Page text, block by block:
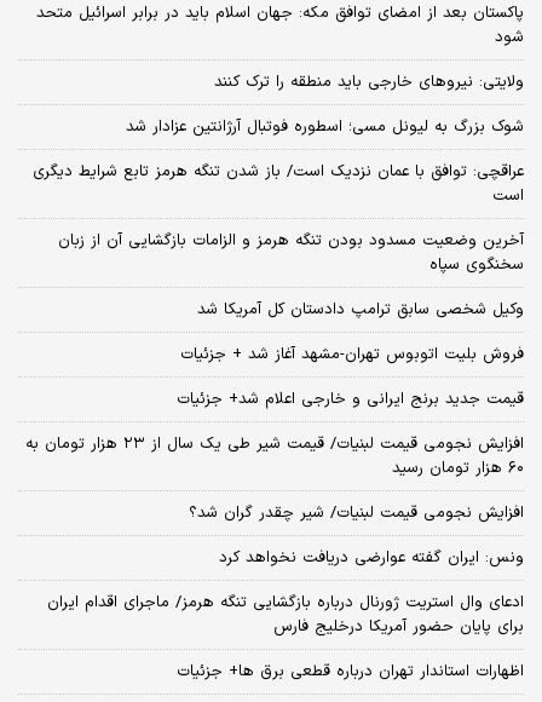
پاکستان بعد از امضای توافق مکه: جهان اسلام باید در برابر اسرائیل متحد
شود
ولایتی: نیروهای خارجی باید منطقه را ترک کنند
شوک بزرگ به لیونل مسی؛ اسطوره فوتبال آرژانتین عزادار شد
عراقچی: توافق با عمان نزدیک است/ باز شدن تنگه هرمز تابع شرایط دیگری
است
آخرین وضعیت مسدود بودن تنگه هرمز و الزامات بازگشایی آن از زبان
سخنگوی سپاه
وکیل شخصی سابق ترامپ دادستان کل آمریکا شد
فروش بلیت اتوبوس تهران-مشهد آغاز شد + جزئیات
قیمت جدید برنج ایرانی و خارجی اعلام شد+ جزئیات
افزایش نجومی قیمت لبنیات/ قیمت شیر طی یک سال از ۲۳ هزار تومان به
۶۰ هزار تومان رسید
افزایش نجومی قیمت لبنیات/ شیر چقدر گران شد؟
ونس: ایران گفته عوارضی دریافت نخواهد کرد
ادعای وال استریت ژورنال درباره بازگشایی تنگه هرمز/ ماجرای اقدام ایران
برای پایان حضور آمریکا درخلیج فارس
اظهارات استاندار تهران درباره قطعی برق ها+ جزئیات